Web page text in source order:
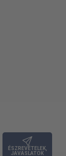
ÉSZREVÉTELEK,
JAVASLATOK